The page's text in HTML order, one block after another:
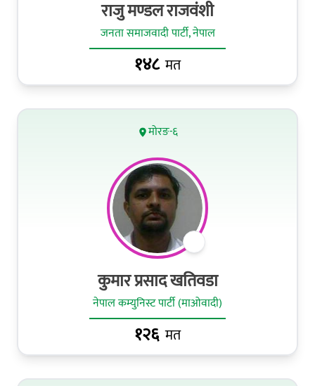
राजु मण्डल राजवंशी
जनता समाजवादी पार्टी, नेपाल
१४८ मत
मोरङ-६
कुमार प्रसाद खतिवडा
नेपाल कम्युनिस्ट पार्टी (माओवादी)
१२६ मत